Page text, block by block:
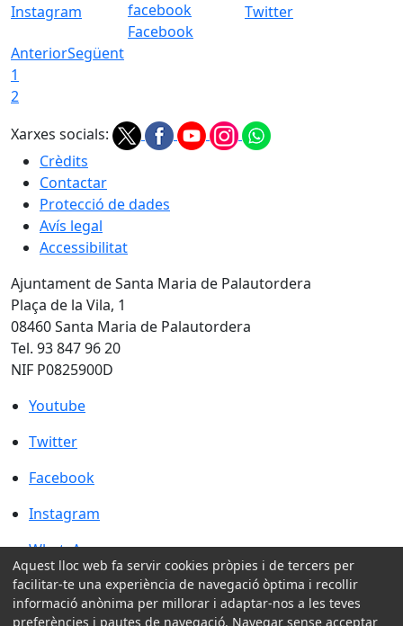
Instagram
Facebook
Twitter
AnteriorSegüent
1
2
Xarxes socials:
Crèdits
Contactar
Protecció de dades
Avís legal
Accessibilitat
Ajuntament de Santa Maria de Palautordera
Plaça de la Vila, 1
08460 Santa Maria de Palautordera
Tel. 93 847 96 20
NIF P0825900D
Youtube
Youtube
Twitter
Twitter
Facebook
Facebook
Instagram
Instagram
WhatsApp
WhatsApp
Amb la col·laboració de:
Aquest lloc web fa servir cookies pròpies i de tercers per
facilitar-te una experiència de navegació òptima i recollir
informació anònima per millorar i adaptar-nos a les teves
preferències i pautes de navegació. Navegar sense acceptar